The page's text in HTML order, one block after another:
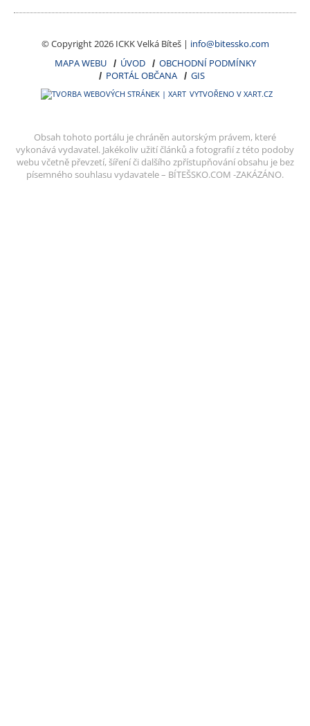
© Copyright 2026 ICKK Velká Bíteš | info@bitessko.com
MAPA WEBU
ÚVOD
OBCHODNÍ PODMÍNKY
PORTÁL OBČANA
GIS
VYTVOŘENO V XART.CZ
Obsah tohoto portálu je chráněn autorským právem, které
vykonává vydavatel. Jakékoliv užití článků a fotografií z této podoby
webu včetně převzetí, šíření či dalšího zpřístupňování obsahu je bez
písemného souhlasu vydavatele – BÍTEŠSKO.COM -ZAKÁZÁNO.